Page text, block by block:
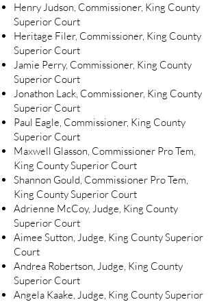
Henry Judson, Commissioner, King County
Superior Court
Heritage Filer, Commissioner, King County
Superior Court
Jamie Perry, Commissioner, King County
Superior Court
Jonathon Lack, Commissioner, King County
Superior Court
Paul Eagle, Commissioner, King County
Superior Court
Maxwell Glasson, Commissioner Pro Tem,
King County Superior Court
Shannon Gould, Commissioner Pro Tem,
King County Superior Court
Adrienne McCoy, Judge, King County
Superior Court
Aimee Sutton, Judge, King County Superior
Court
Andrea Robertson, Judge, King County
Superior Court
Angela Kaake, Judge, King County Superior